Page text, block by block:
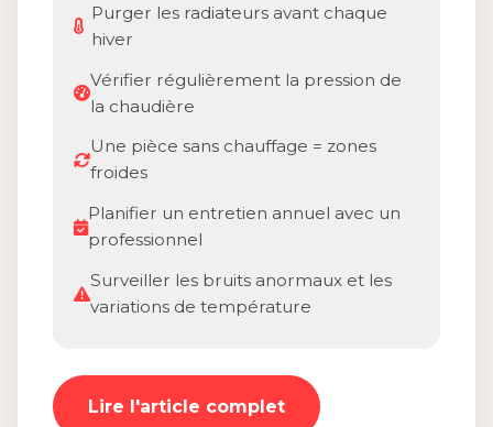
Purger les radiateurs avant chaque
hiver
Vérifier régulièrement la pression de
la chaudière
Une pièce sans chauffage = zones
froides
Planifier un entretien annuel avec un
professionnel
Surveiller les bruits anormaux et les
variations de température
Lire l'article complet